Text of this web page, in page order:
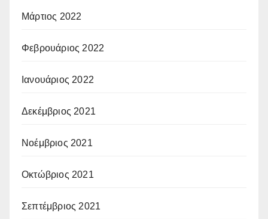
Μάρτιος 2022
Φεβρουάριος 2022
Ιανουάριος 2022
Δεκέμβριος 2021
Νοέμβριος 2021
Οκτώβριος 2021
Σεπτέμβριος 2021